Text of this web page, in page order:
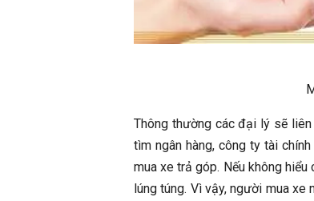
Thông thường các đại lý sẽ
tìm ngân hàng, công ty tài
mua xe trả góp. Nếu không
lúng túng. Vì vậy, người mua xe